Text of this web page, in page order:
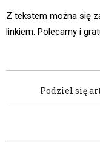
Z tekstem można się
linkiem. Polecamy i
Podziel się